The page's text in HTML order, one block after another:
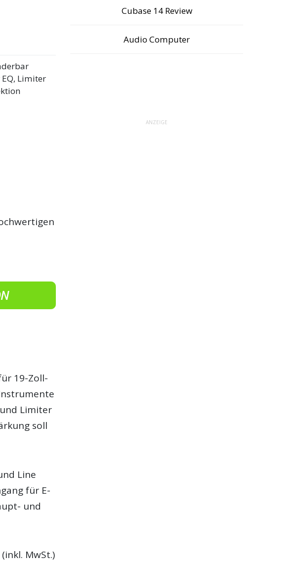
Limiter
19-Zoll-
Limiter
soll
Line
für E-
und
MwSt.)
Cubase 14 Review
Audio Computer
ANZEIGE